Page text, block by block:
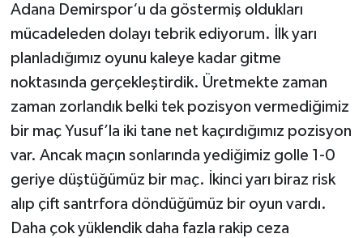
Adana Demirspor‘u da göstermiş oldukları
mücadeleden dolayı tebrik ediyorum. İlk yarı
planladığımız oyunu kaleye kadar gitme
noktasında gerçekleştirdik. Üretmekte zaman
zaman zorlandık belki tek pozisyon vermediğimiz
bir maç Yusuf’la iki tane net kaçırdığımız pozisyon
var. Ancak maçın sonlarında yediğimiz golle 1-0
geriye düştüğümüz bir maç. İkinci yarı biraz risk
alıp çift santrfora döndüğümüz bir oyun vardı.
Daha çok yüklendik daha fazla rakip ceza